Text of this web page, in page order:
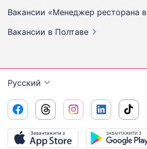
Вакансии «Менеджер ресторана в
Вакансии в Полтаве
Русский